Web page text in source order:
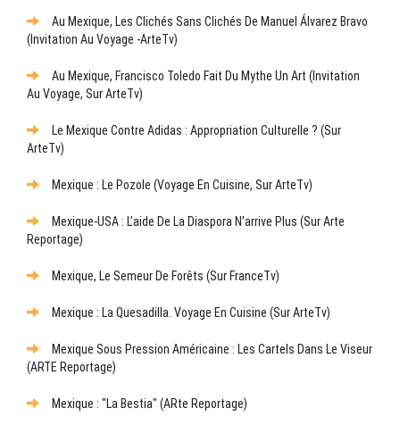
Au Mexique, Les Clichés Sans Clichés De Manuel Álvarez Bravo
(Invitation Au Voyage -ArteTv)
Au Mexique, Francisco Toledo Fait Du Mythe Un Art (Invitation
Au Voyage, Sur ArteTv)
Le Mexique Contre Adidas : Appropriation Culturelle ? (sur
ArteTv)
Mexique : Le Pozole (Voyage En Cuisine, Sur ArteTv)
Mexique-USA : L’aide De La Diaspora N’arrive Plus (sur Arte
Reportage)
Mexique, Le Semeur De Forêts (sur FranceTv)
Mexique : La Quesadilla. Voyage En Cuisine (sur ArteTv)
Mexique Sous Pression Américaine : Les Cartels Dans Le Viseur
(ARTE Reportage)
Mexique : "La Bestia" (ARte Reportage)